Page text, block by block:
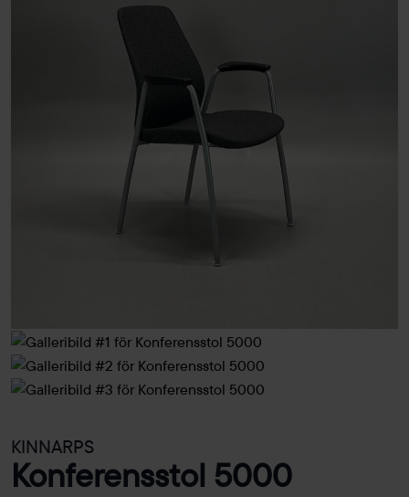
KINNARPS
Konferensstol 5000